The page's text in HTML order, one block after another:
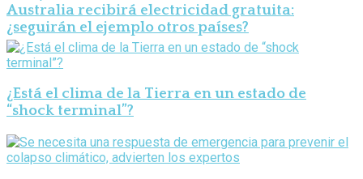
Australia recibirá electricidad gratuita:
¿seguirán el ejemplo otros países?
¿Está el clima de la Tierra en un estado de
“shock terminal”?